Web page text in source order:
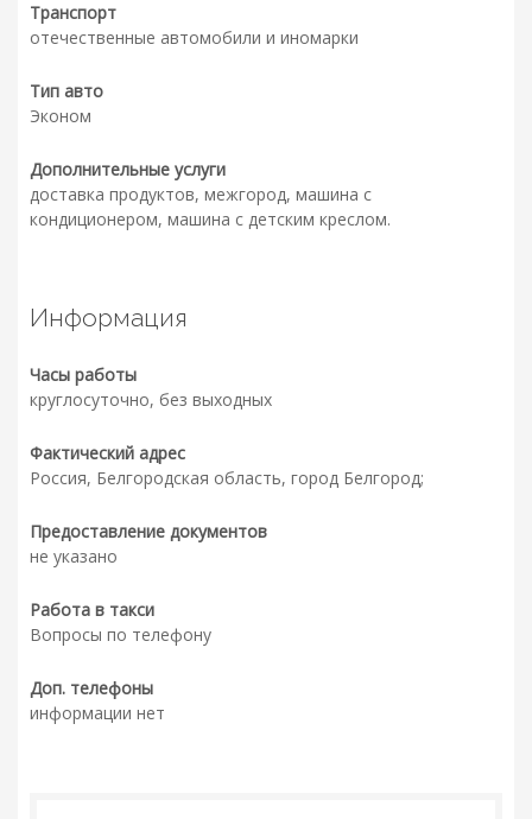
Транспорт
отечественные автомобили и иномарки
Тип авто
Эконом
Дополнительные услуги
доставка продуктов, межгород, машина с
кондиционером, машина с детским креслом.
Информация
Часы работы
круглосуточно, без выходных
Фактический адрес
Россия, Белгородская область, город Белгород;
Предоставление документов
не указано
Работа в такси
Вопросы по телефону
Доп. телефоны
информации нет